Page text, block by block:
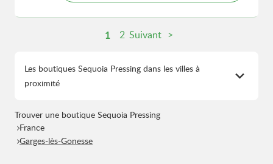
1 2 Suivant
Les boutiques Sequoia Pressing dans les villes à
proximité
Trouver une boutique Sequoia Pressing
France
Garges-lès-Gonesse